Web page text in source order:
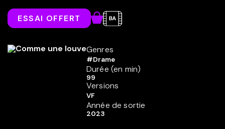
ESSAI OFFERT
Genres
#Drame
Durée (en min)
99
Versions
VF
Année de sortie
2023